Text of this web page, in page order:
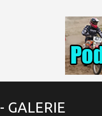
- GALERIE